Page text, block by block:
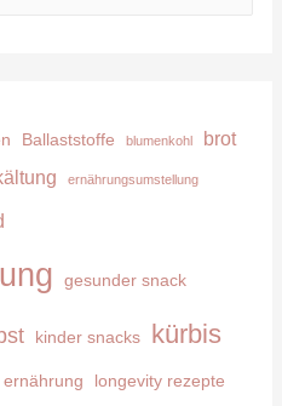
Ballaststoffe blumenkohl brot
ernährungsumstellung
gesunder snack
kinder snacks kürbis
longevity rezepte